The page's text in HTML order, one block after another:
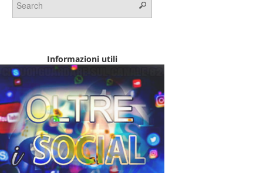
Informazioni utili